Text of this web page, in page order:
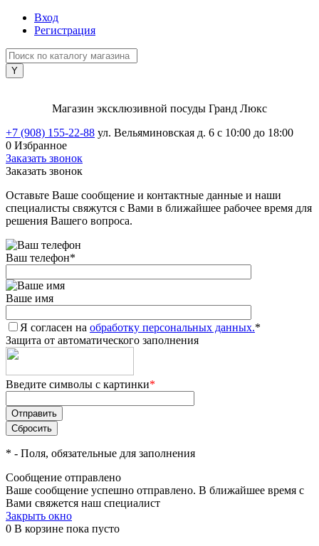
Вход
Регистрация
Магазин эксклюзивной посуды Гранд Люкс
+7 (908) 155-22-88 ул. Вельяминовская д. 6 с 10:00 до 18:00
0 Избранное
Заказать звонок
Заказать звонок
Оставьте Ваше сообщение и контактные данные и наши
специалисты свяжутся с Вами в ближайшее рабочее время для
решения Вашего вопроса.
Ваш телефон*
Ваше имя
Я согласен на обработку персональных данных.*
Защита от автоматического заполнения
Введите символы с картинки*
* - Поля, обязательные для заполнения
Сообщение отправлено
Ваше сообщение успешно отправлено. В ближайшее время с
Вами свяжется наш специалист
Закрыть окно
0 В корзине пока пусто